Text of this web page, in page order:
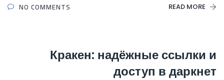
READ MORE
NO COMMENTS
Кракен: надёжные ссылки и
доступ в даркнет